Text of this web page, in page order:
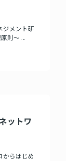
ジメント研
則～ ...
ットワ
らはじめ